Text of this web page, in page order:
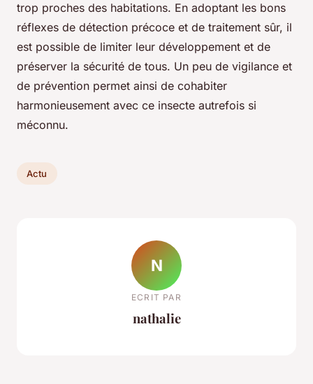
trop proches des habitations. En adoptant les bons
réflexes de détection précoce et de traitement sûr, il
est possible de limiter leur développement et de
préserver la sécurité de tous. Un peu de vigilance et
de prévention permet ainsi de cohabiter
harmonieusement avec ce insecte autrefois si
méconnu.
Actu
N
ECRIT PAR
nathalie